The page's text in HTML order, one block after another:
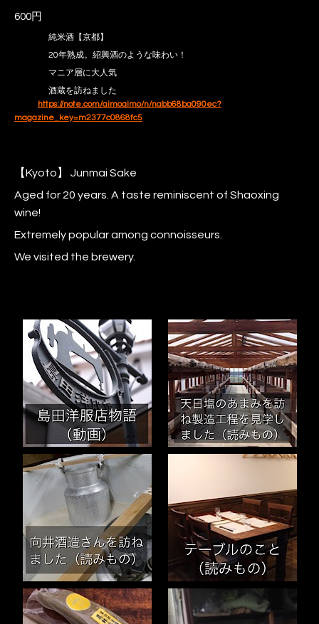
600円
純米酒【京都】
20年熟成。紹興酒のような味わい！
マニア層に大人気
酒蔵を訪ねました
https://note.com/aimoaimo/n/nabb68ba090ec?
magazine_key=m2377c0868fc5
【Kyoto】 Junmai Sake
Aged for 20 years. A taste reminiscent of Shaoxing
wine!
Extremely popular among connoisseurs.
We visited the brewery.